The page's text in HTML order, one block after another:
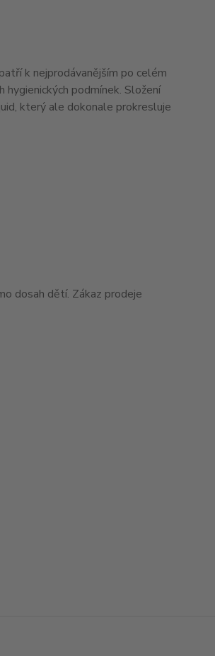
k nejprodávanějším po celém
podmínek. Složení
který ale dokonale prokresluje
dosah dětí. Zákaz prodeje